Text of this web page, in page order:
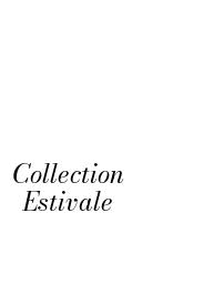
Collection
Estivale